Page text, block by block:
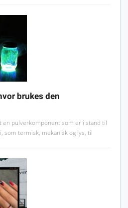
brukes den
pulverkomponent som er i stand til
som termisk, mekanisk og lys, til